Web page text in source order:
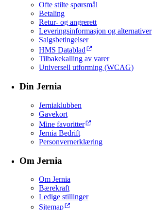
Ofte stilte spørsmål
Betaling
Retur- og angrerett
Leveringsinformasjon og alternativer
Salgsbetingelser
HMS Datablad
Tilbakekalling av varer
Universell utforming (WCAG)
Din Jernia
Jerniaklubben
Gavekort
Mine favoritter
Jernia Bedrift
Personvernerklæring
Om Jernia
Om Jernia
Bærekraft
Ledige stillinger
Sitemap